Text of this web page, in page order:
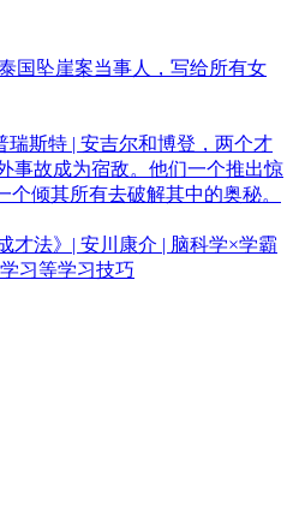
国坠崖案当事人，写给所有女
瑞斯特 | 安吉尔和博登，两个才
事故成为宿敌。他们一个推出惊
个倾其所有去破解其中的奥秘。
才法》| 安川康介 | 脑科学×学霸
习等学习技巧